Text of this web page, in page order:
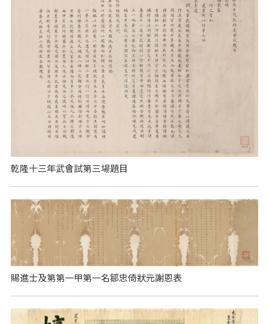
乾隆十三年武會試第三場題目
賜進士及第第一甲第一名鄒忠倚狀元謝恩表